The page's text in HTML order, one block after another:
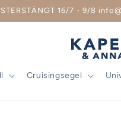
16/7 - 9/8
Cruisingsegel